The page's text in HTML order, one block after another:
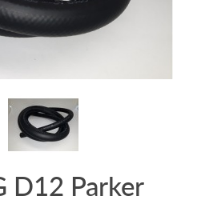
D12 Parker